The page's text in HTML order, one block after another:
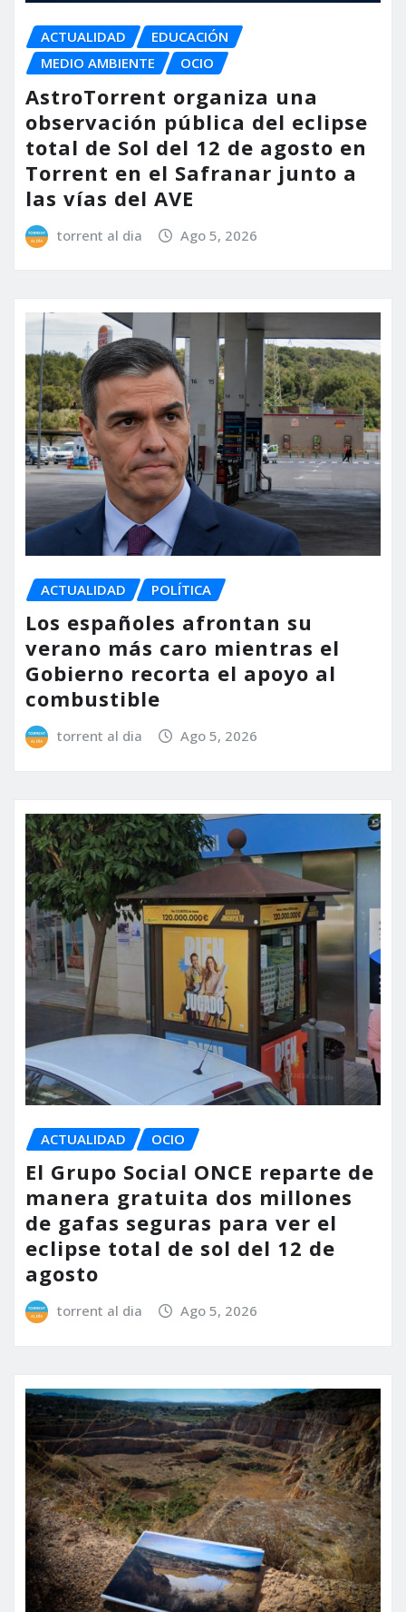
ACTUALIDAD
EDUCACIÓN
MEDIO AMBIENTE
OCIO
AstroTorrent organiza una
observación pública del eclipse
total de Sol del 12 de agosto en
Torrent en el Safranar junto a
las vías del AVE
torrent al dia Ago 5, 2026
ACTUALIDAD POLÍTICA
Los españoles afrontan su
verano más caro mientras el
Gobierno recorta el apoyo al
combustible
torrent al dia Ago 5, 2026
ACTUALIDAD OCIO
El Grupo Social ONCE reparte de
manera gratuita dos millones
de gafas seguras para ver el
eclipse total de sol del 12 de
agosto
torrent al dia Ago 5, 2026